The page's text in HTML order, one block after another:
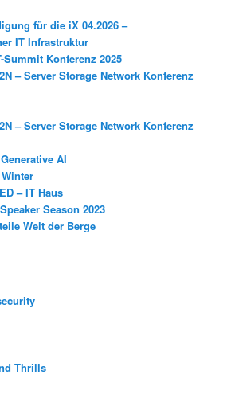
für die iX 04.2026 –
IT Infrastruktur
Konferenz 2025
– Server Storage Network Konferenz
– Server Storage Network Konferenz
AI
– IT Haus
Season 2023
Welt der Berge
Thrills